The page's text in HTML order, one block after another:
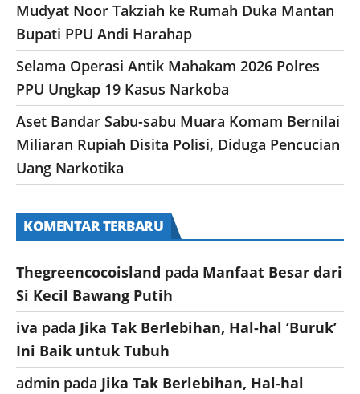
Mudyat Noor Takziah ke Rumah Duka Mantan
Bupati PPU Andi Harahap
Selama Operasi Antik Mahakam 2026 Polres
PPU Ungkap 19 Kasus Narkoba
Aset Bandar Sabu-sabu Muara Komam Bernilai
Miliaran Rupiah Disita Polisi, Diduga Pencucian
Uang Narkotika
KOMENTAR TERBARU
Thegreencocoisland pada Manfaat Besar dari
Si Kecil Bawang Putih
iva pada Jika Tak Berlebihan, Hal-hal ‘Buruk’
Ini Baik untuk Tubuh
admin pada Jika Tak Berlebihan, Hal-hal